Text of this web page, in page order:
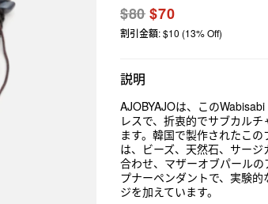
$80$70
割引金額: $10 (13% Off)
説明
AJOBYAJOは、この
レスで、折衷的でサブカル
ます。韓国で製作されたこ
は、ビーズ、天然石、サー
合わせ、マザーオブパール
プナーペンダントで、実験
ジを加えています。